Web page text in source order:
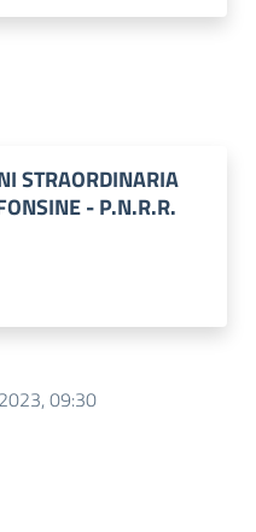
STRAORDINARIA
- P.N.R.R.
09:30